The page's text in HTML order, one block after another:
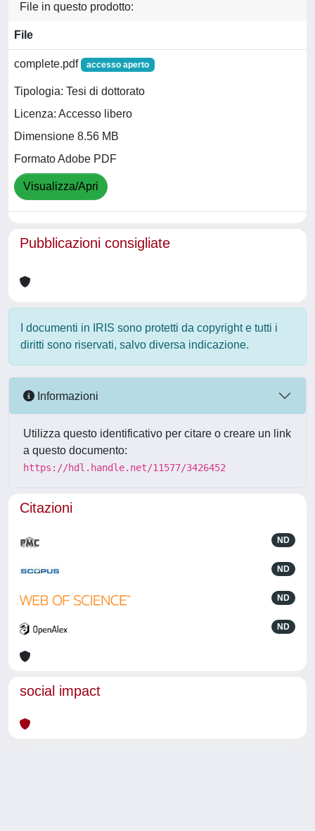
File in questo prodotto:
File
complete.pdf accesso aperto
Tipologia: Tesi di dottorato
Licenza: Accesso libero
Dimensione 8.56 MB
Formato Adobe PDF
Visualizza/Apri
Pubblicazioni consigliate
I documenti in IRIS sono protetti da copyright e tutti i
diritti sono riservati, salvo diversa indicazione.
Informazioni
Utilizza questo identificativo per citare o creare un link
a questo documento:
https://hdl.handle.net/11577/3426452
Citazioni
ND
ND
ND
ND
social impact